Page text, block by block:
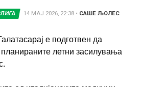
14 МАЈ 2026, 22:38 • САШЕ ЉОЛЕС
е подготвен да
планираните летни засилувања